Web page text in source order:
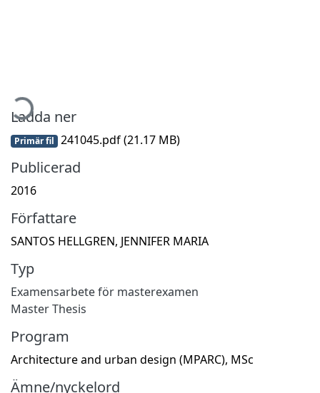
Ladda ner
Primär fil 241045.pdf(21.17 MB)
Publicerad
2016
Författare
SANTOS HELLGREN, JENNIFER MARIA
Typ
Examensarbete för masterexamen
Master Thesis
Program
Architecture and urban design (MPARC), MSc
Ämne/nyckelord